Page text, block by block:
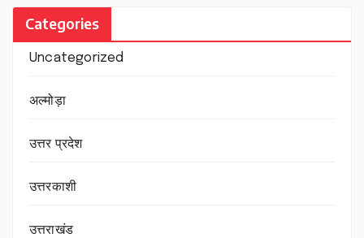
Categories
Uncategorized
अल्मोड़ा
उत्तर प्रदेश
उत्तरकाशी
उत्तराखंड